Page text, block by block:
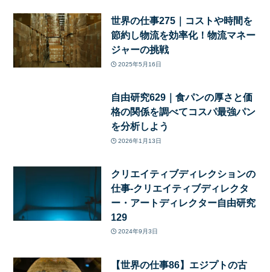
世界の仕事275｜コストや時間を
節約し物流を効率化！物流マネー
ジャーの挑戦
2025年5月16日
自由研究629｜食パンの厚さと価
格の関係を調べてコスパ最強パン
を分析しよう
2026年1月13日
クリエイティブディレクションの
仕事-クリエイティブディレクタ
ー・アートディレクター自由研究
129
2024年9月3日
【世界の仕事86】エジプトの古